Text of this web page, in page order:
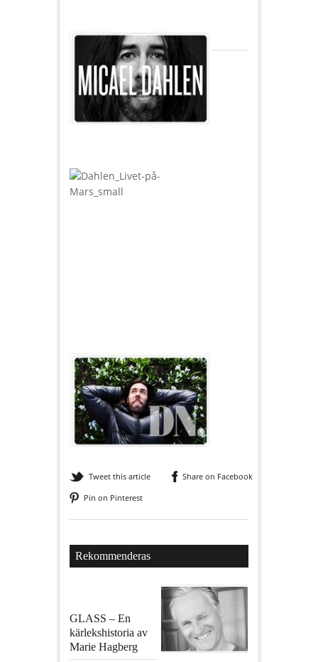
Tweet this article
Share on Facebook
Pin on Pinterest
Rekommenderas
GLASS – En
kärlekshistoria av
Marie Hagberg